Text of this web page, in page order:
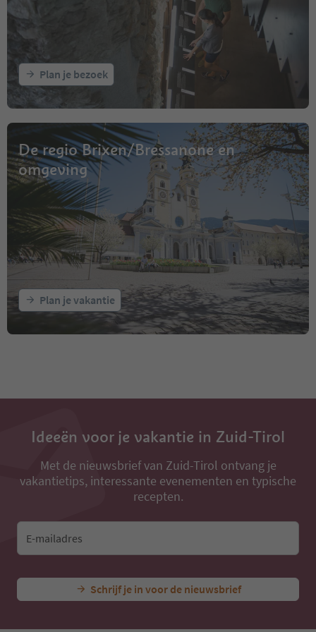
Plan je bezoek
De regio Brixen/Bressanone en
omgeving
Plan je vakantie
Ideeën voor je vakantie in Zuid-Tirol
Met de nieuwsbrief van Zuid-Tirol ontvang je
vakantietips, interessante evenementen en typische
recepten.
E-mailadres
Schrijf je in voor de nieuwsbrief